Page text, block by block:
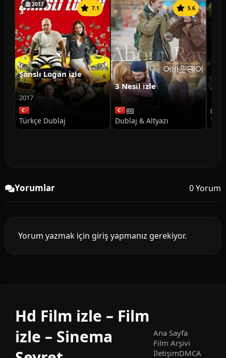
2017
7.1
Şanslı Logan izle
2017
Türkçe Dublaj
5.6
3 Nesil izle
Dublaj & Altyazı
Yorumlar 0 Yorum
Yorum yazmak için giriş yapmanız gerekiyor.
Hd Film izle – Film
izle – Sinema
Ana Sayfa
Film Arşivi
İletişimDMCA